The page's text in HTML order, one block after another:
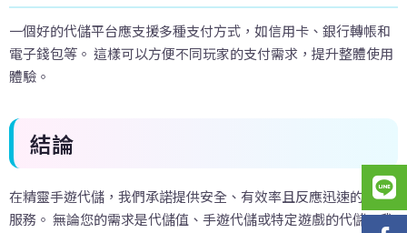
一個好的代儲平台應支援多種支付方式，如信用卡、銀行轉帳和
電子錢包等。 這樣可以方便不同玩家的支付需求，提升整體使用
體驗。
結論
在精靈手遊代儲，我們承諾提供安全、有效率且反應迅速的代儲
服務。 無論您的需求是代儲值、手遊代儲或特定遊戲的代儲，我